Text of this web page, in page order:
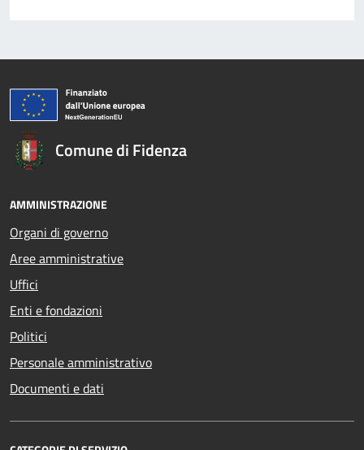
Comune di Fidenza
AMMINISTRAZIONE
Organi di governo
Aree amministrative
Uffici
Enti e fondazioni
Politici
Personale amministrativo
Documenti e dati